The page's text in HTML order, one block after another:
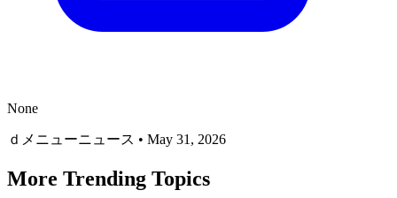
None
ｄメニューニュース • May 31, 2026
More Trending Topics